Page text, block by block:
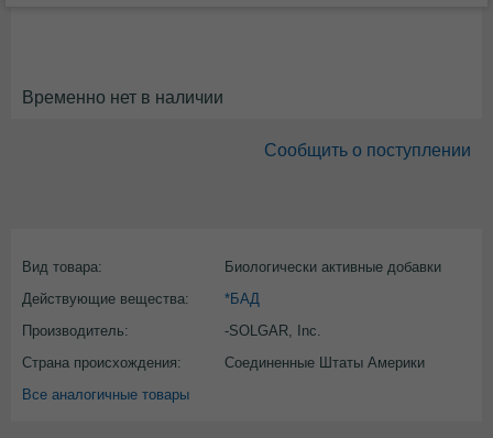
Временно нет в наличии
Сообщить о поступлении
Вид товара:
Биологически активные добавки
Действующие вещества:
*БАД
Производитель:
-SOLGAR, Inc.
Страна происхождения:
Соединенные Штаты Америки
Все аналогичные товары